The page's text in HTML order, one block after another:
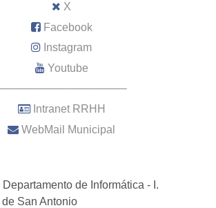
X
Facebook
Instagram
Youtube
Intranet RRHH
WebMail Municipal
de Informática - I.
San Antonio